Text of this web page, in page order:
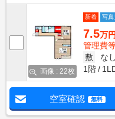
画像 : 22枚
新着 写真
7.5万円
管理費
敷
なし
1階
空室確認 無料